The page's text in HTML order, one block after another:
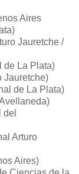
Aires
Jauretche /
de La Plata)
Jauretche)
de La Plata)
Arturo
Aires)